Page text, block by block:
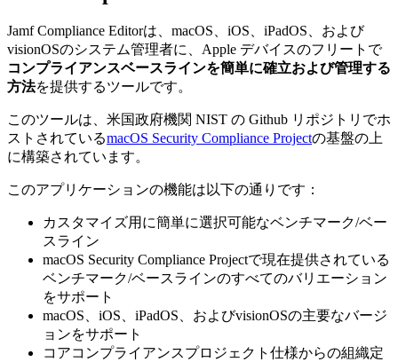
Jamf Compliance Editorは、macOS、iOS、iPadOS、および
visionOSのシステム管理者に、Apple デバイスのフリートで
コンプライアンスベースラインを簡単に確立および管理する
方法を提供するツールです。
このツールは、米国政府機関 NIST の Github リポジトリでホ
ストされているmacOS Security Compliance Projectの基盤の上
に構築されています。
このアプリケーションの機能は以下の通りです：
カスタマイズ用に簡単に選択可能なベンチマーク/ベー
スライン
macOS Security Compliance Projectで現在提供されている
ベンチマーク/ベースラインのすべてのバリエーション
をサポート
macOS、iOS、iPadOS、およびvisionOSの主要なバージ
ョンをサポート
コアコンプライアンスプロジェクト仕様からの組織定